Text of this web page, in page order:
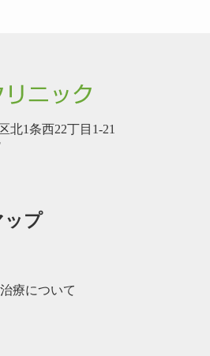
北1条西22丁目1-21
ップ
療について